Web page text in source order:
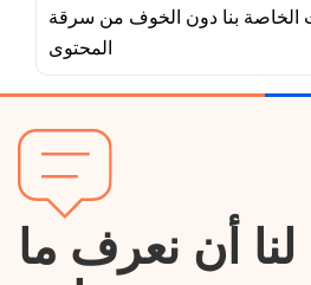
الخاصة بنا دون الخوف من سرقة
المحتوى
أن نعرف ما